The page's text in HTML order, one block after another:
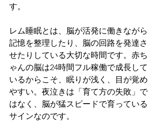
す。
レム睡眠とは、脳が活発に働きながら
記憶を整理したり、脳の回路を発達さ
せたりしている大切な時間です。赤ち
ゃんの脳は24時間フル稼働で成長して
いるからこそ、眠りが浅く、目が覚め
やすい。夜泣きは「育て方の失敗」で
はなく、脳が猛スピードで育っている
サインなのです。